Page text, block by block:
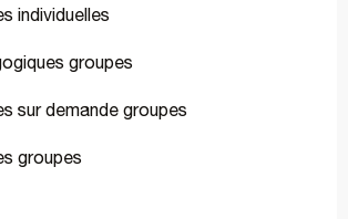
individuelles
groupes
sur demande groupes
groupes